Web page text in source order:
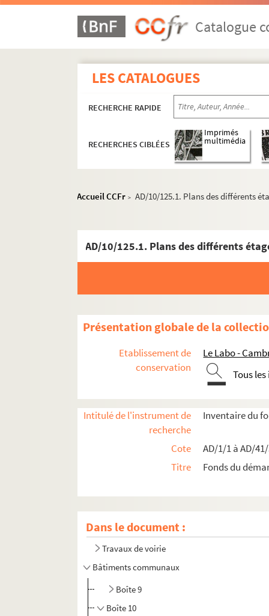
Catalogue
LES CATALOGUES
RECHERCHE RAPIDE
RECHERCHES CIBLÉES
Imprimés
multimédia
Accueil CCFr > AD/10/125.1. Plans des différents
AD/10/125.1. Plans des différents
Présentation globale de la
Etablissement de
conservation
Le Labo -
Tous
Intitulé de l'instrument de
recherche
Inventaire du
Cote
AD/1/1 à AD/
Titre
Fonds du
Dans le document :
Travaux de voirie
Bâtiments communaux
Boîte 9
Boîte 10